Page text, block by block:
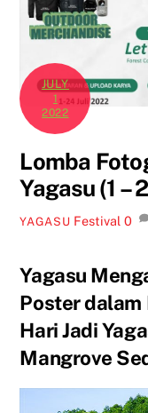
JULY
1
2022
Lomba
Yagasu (1 –
YAGASU Festival 0
Yagasu
Poster
Hari Jadi
Mangrove